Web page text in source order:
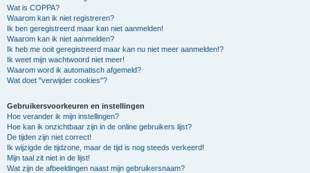
Wat is COPPA?
Waarom kan ik niet registreren?
Ik ben geregistreerd maar kan niet aanmelden!
Waarom kan ik niet aanmelden?
Ik heb me ooit geregistreerd maar kan nu niet meer aanmelden!?
Ik weet mijn wachtwoord niet meer!
Waarom word ik automatisch afgemeld?
Wat doet "verwijder cookies"?
Gebruikersvoorkeuren en instellingen
Hoe verander ik mijn instellingen?
Hoe kan ik onzichtbaar zijn in de online gebruikers lijst?
De tijden zijn niet correct!
Ik wijzigde de tijdzone, maar de tijd is nog steeds verkeerd!
Mijn taal zit niet in de lijst!
Wat zijn de afbeeldingen naast mijn gebruikersnaam?